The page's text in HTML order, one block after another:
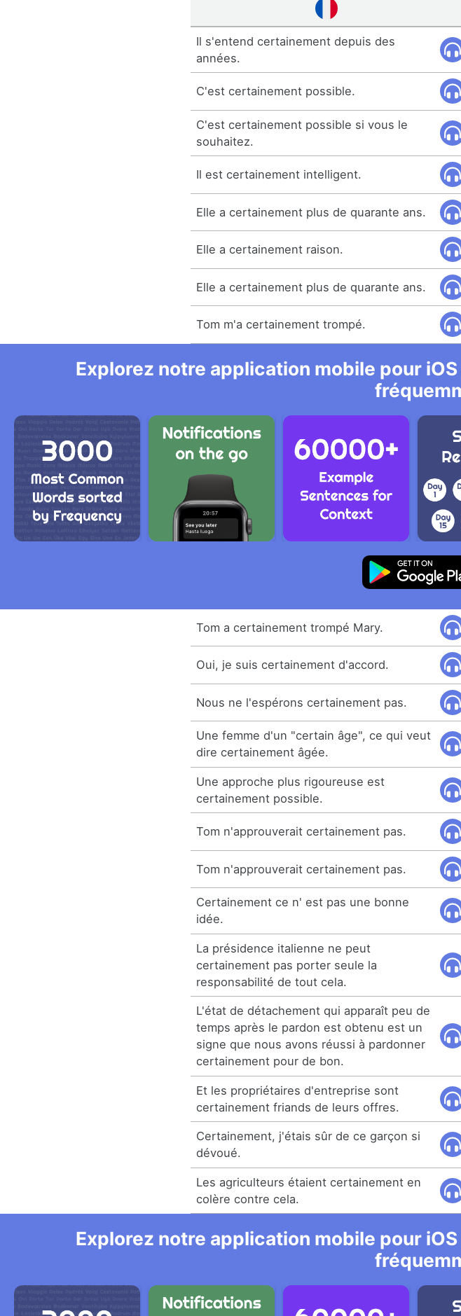
Il s'entend certainement depuis des
années.
C'est certainement possible.
C'est certainement possible si vous le
souhaitez.
Il est certainement intelligent.
Elle a certainement plus de quarante ans.
Elle a certainement raison.
Elle a certainement plus de quarante ans.
Tom m'a certainement trompé.
Explorez notre application mobile pour
Tom a certainement trompé Mary.
Oui, je suis certainement d'accord.
Nous ne l'espérons certainement pas.
Une femme d'un "certain âge", ce qui veut
dire certainement âgée.
Une approche plus rigoureuse est
certainement possible.
Tom n'approuverait certainement pas.
Tom n'approuverait certainement pas.
Certainement ce n' est pas une bonne
idée.
La présidence italienne ne peut
certainement pas porter seule la
responsabilité de tout cela.
L'état de détachement qui apparaît peu de
temps après le pardon est obtenu est un
signe que nous avons réussi à pardonner
certainement pour de bon.
Et les propriétaires d'entreprise sont
certainement friands de leurs offres.
Certainement, j'étais sûr de ce garçon si
dévoué.
Les agriculteurs étaient certainement en
colère contre cela.
Explorez notre application mobile pour